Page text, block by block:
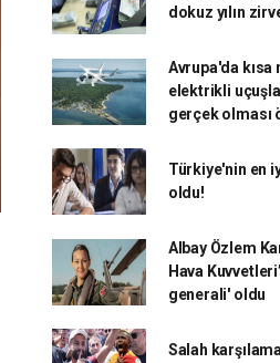
dokuz yılın
Avrupa'da kısa
elektrikli
gerçek olması
Türkiye'nin en
oldu!
Albay Özlem
Hava
generali' oldu
Salah